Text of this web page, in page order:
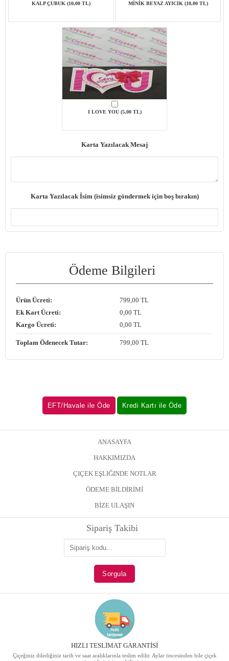
KALP ÇUBUK (10,00 TL) MİNİK BEYAZ AYICIK (10,00 TL)
I LOVE YOU (5,00 TL)
Karta Yazılacak Mesaj
Karta Yazılacak İsim (isimsiz göndermek için boş bırakın)
Ödeme Bilgileri
Ürün Ücreti: 799,00 TL
Ek Kart Ücreti:
0,00 TL
Kargo Ücreti:
0,00 TL
Toplam Ödenecek Tutar: 799,00 TL
ANASAYFA
HAKKIMIZDA
ÇIÇEK EŞLIĞINDE NOTLAR
ÖDEME BİLDİRİMİ
BİZE ULAŞIN
Sipariş Takibi
HIZLI TESLİMAT GARANTİSİ
Çiçeğiniz dilediğiniz tarih ve saat aralıklarınla teslim edilir. Aylar öncesinden bile çiçek